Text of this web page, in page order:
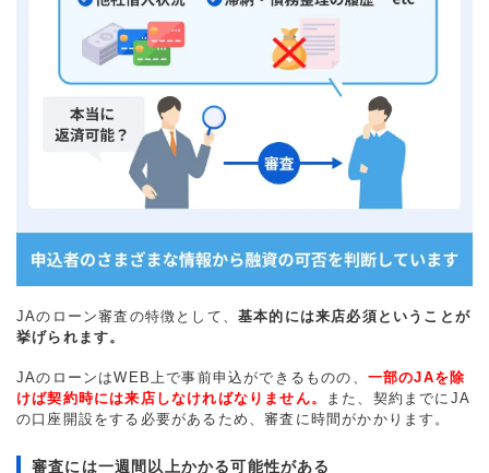
JAのローン審査の特徴として、 基本的には来店必須ということが
挙げられます。
JAのローンはWEB上で事前申込ができるものの、 一部のJAを除
けば契約時には来店しなければなりません。
また、契約までにJA
の口座開設をする必要があるため、審査に時間がかかります。
審査には一週間以上かかる可能性がある